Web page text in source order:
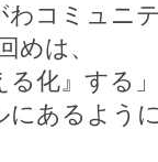
わコミュニ
めは、
る化』する
にあるよう